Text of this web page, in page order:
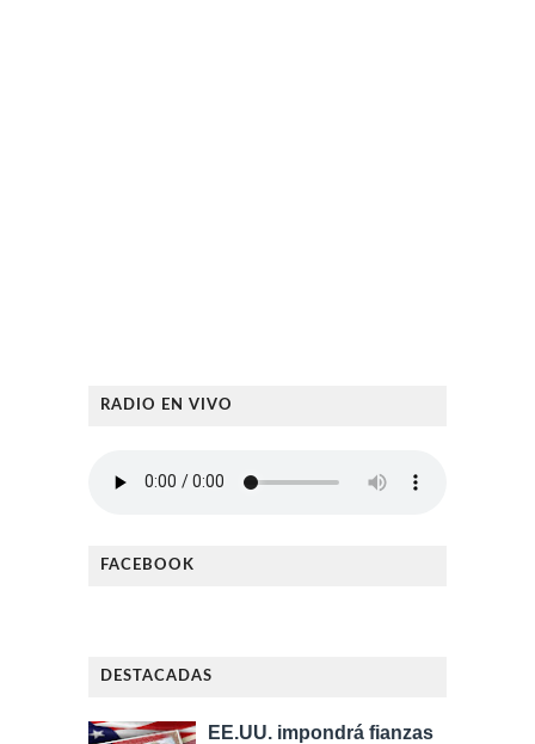
RADIO EN VIVO
FACEBOOK
DESTACADAS
EE.UU. impondrá fianzas